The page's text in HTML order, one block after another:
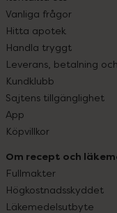
Vanliga frågor
Hitta apotek
Handla tryggt
Leverans, betalning
Kundklubb
Sajtens tillgänglighet
App
Köpvillkor
Om recept och
Fullmakter
Högkostnadsskyddet
Läkemedelsutbyte